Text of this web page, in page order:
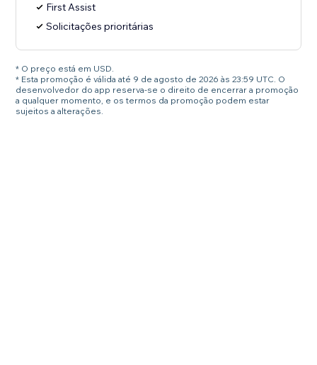
First Assist
Solicitações prioritárias
* O preço está em USD.
* Esta promoção é válida até 9 de agosto de 2026 às 23:59 UTC. O
desenvolvedor do app reserva-se o direito de encerrar a promoção
a qualquer momento, e os termos da promoção podem estar
sujeitos a alterações.